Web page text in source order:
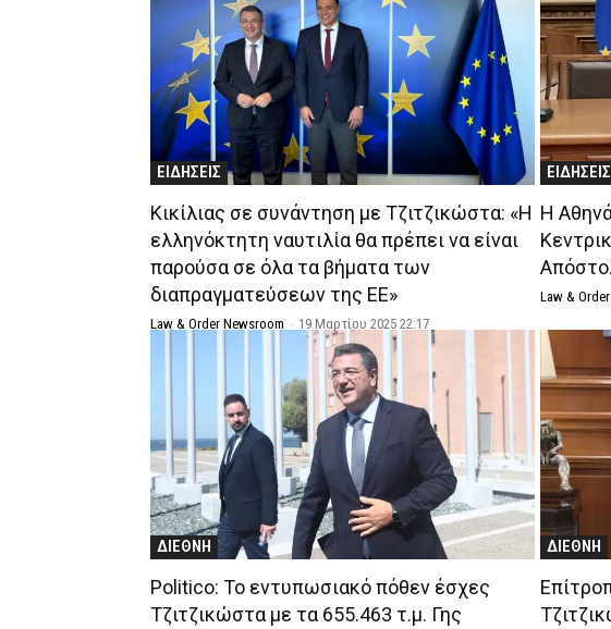
ΕΙΔΗΣΕΙΣ
Κικίλιας σε συνάντηση με Τζιτζικώστα: «Η
ελληνόκτητη ναυτιλία θα πρέπει να είναι
παρούσα σε όλα τα βήματα των
διαπραγματεύσεων της ΕΕ»
Law & Order Newsroom - 19 Μαρτίου 2025 22:17
ΕΙΔΗΣΕΙΣ
Η
Law &
ΔΙΕΘΝΗ
Politico: Το εντυπωσιακό πόθεν έσχες
Τζιτζικώστα με τα 655.463 τ.μ. Γης
ΔΙΕΘΝΗ